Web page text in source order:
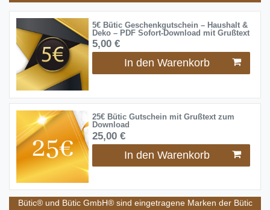
5€ Bütic Geschenkgutschein – Haushalt &
Deko – PDF Sofort-Download mit Grußtext
5,00 €
In den Warenkorb
25€ Bütic Gutschein mit Grußtext zum
Download
25,00 €
In den Warenkorb
Bütic® und Bütic GmbH® sind eingetragene Marken der Bütic